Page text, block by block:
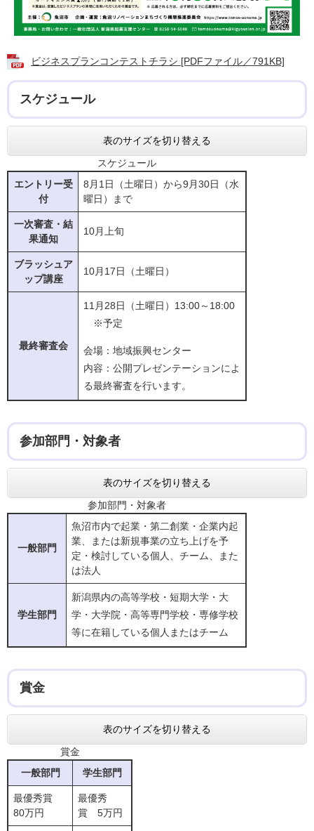
ビジネスプランコンテストチラシ [PDFファイル／791KB]
スケジュール
表のサイズを切り替える
スケジュール
エントリー受
付
8月1日（土曜日）から9月30日（水
曜日）まで
一次審査・結
果通知
10月上旬
ブラッシュア
ップ講座
10月17日（土曜日）
最終審査会
11月28日（土曜日）13:00～18:00
※予定
会場：地域振興センター
内容：公開プレゼンテーションによ
る最終審査を行います。
参加部門・対象者
表のサイズを切り替える
参加部門・対象者
一般部門
魚沼市内で起業・第二創業・企業内起
業、または新規事業の立ち上げを予
定・検討している個人、チーム、また
は法人
学生部門
新潟県内の高等学校・短期大学・大
学・大学院・高等専門学校・専修学校
等に在籍している個人またはチーム
賞金
表のサイズを切り替える
賞金
一般部門
学生部門
最優秀賞
80万円
最優秀
賞 5万円